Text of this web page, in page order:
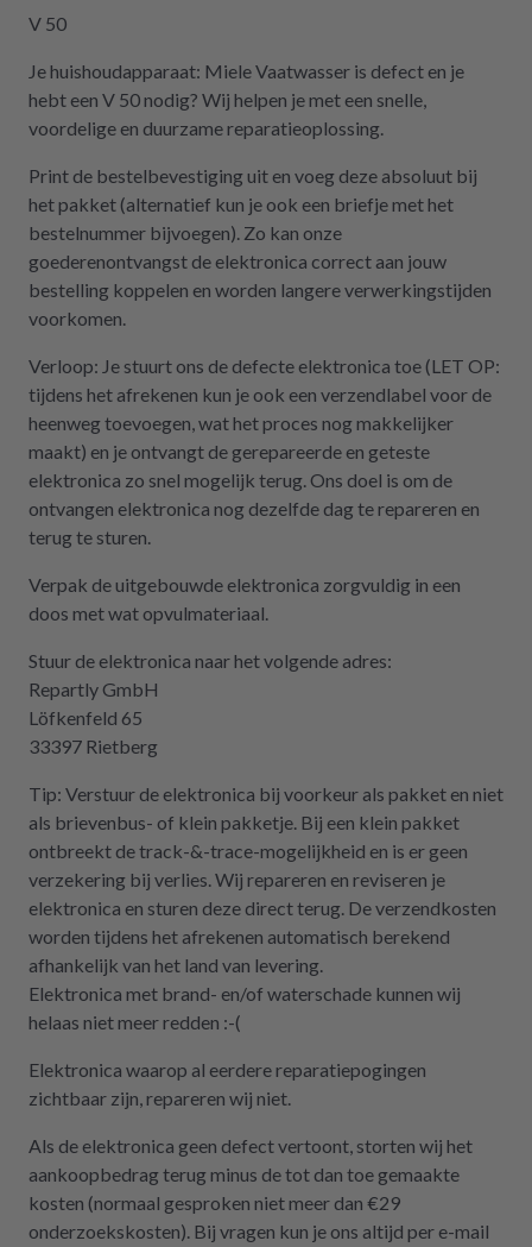
zurückgreifen müssen. Aber gut zu wissen,
dass es diese Möglichkeit gibt! Werden wir
definitiv weiter empfehlen.
V 50
Je huishoudapparaat: Miele Vaatwasser is defect en je
hebt een V 50 nodig? Wij helpen je met een snelle,
voordelige en duurzame reparatieoplossing.
Print de bestelbevestiging uit en voeg deze absoluut bij
het pakket (alternatief kun je ook een briefje met het
bestelnummer bijvoegen). Zo kan onze
goederenontvangst de elektronica correct aan jouw
bestelling koppelen en worden langere verwerkingstijden
voorkomen.
Verloop: Je stuurt ons de defecte elektronica toe (LET OP:
tijdens het afrekenen kun je ook een verzendlabel voor de
heenweg toevoegen, wat het proces nog makkelijker
maakt) en je ontvangt de gerepareerde en geteste
elektronica zo snel mogelijk terug. Ons doel is om de
ontvangen elektronica nog dezelfde dag te repareren en
terug te sturen.
Verpak de uitgebouwde elektronica zorgvuldig in een
doos met wat opvulmateriaal.
Stuur de elektronica naar het volgende adres:
Repartly GmbH
Löfkenfeld 65
33397 Rietberg
Tip: Verstuur de elektronica bij voorkeur als pakket en niet
als brievenbus- of klein pakketje. Bij een klein pakket
ontbreekt de track-&-trace-mogelijkheid en is er geen
verzekering bij verlies. Wij repareren en reviseren je
elektronica en sturen deze direct terug. De verzendkosten
worden tijdens het afrekenen automatisch berekend
afhankelijk van het land van levering.
Elektronica met brand- en/of waterschade kunnen wij
helaas niet meer redden :-(
Elektronica waarop al eerdere reparatiepogingen
zichtbaar zijn, repareren wij niet.
Als de elektronica geen defect vertoont, storten wij het
aankoopbedrag terug minus de tot dan toe gemaakte
kosten (normaal gesproken niet meer dan €29
onderzoekskosten). Bij vragen kun je ons altijd per e-mail